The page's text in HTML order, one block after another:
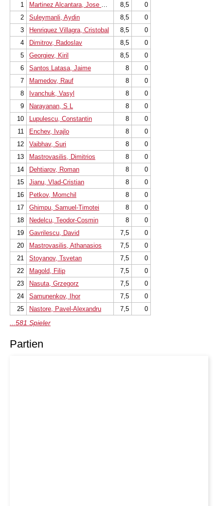
1 Martinez Alcantara, Jose Eduardo 8,5
0
2
Suleymanli, Aydin 8,5
0
3
Henriquez Villagra, Cristobal 8,5
0
4
Dimitrov, Radoslav 8,5
0
5
Georgiev, Kiril 8,5
0
6
Santos Latasa, Jaime 8
0
7
Mamedov, Rauf 8
0
8
Ivanchuk, Vasyl 8
0
9
Narayanan, S L 8
0
10
Lupulescu, Constantin 8
0
11
Enchev, Ivajlo 8
0
12
Vaibhav, Suri 8
0
13
Mastrovasilis, Dimitrios 8
0
14
Dehtiarov, Roman 8
0
15
Jianu, Vlad-Cristian 8
0
16
Petkov, Momchil 8
0
17
Ghimpu, Samuel-Timotei 8
0
18
Nedelcu, Teodor-Cosmin 8
0
19
Gavrilescu, David 7,5
0
20
Mastrovasilis, Athanasios 7,5
0
21
Stoyanov, Tsvetan 7,5
0
22
Magold, Filip 7,5
0
23
Nasuta, Grzegorz 7,5
0
24
Samunenkov, Ihor 7,5
0
25
Nastore, Pavel-Alexandru 7,5 0
...581 Spieler
Partien